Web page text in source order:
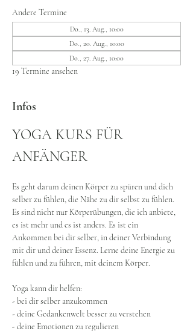
Andere Termine
Do., 13. Aug., 10:00
Do., 20. Aug., 10:00
Do., 27. Aug., 10:00
19 Termine ansehen
Infos
YOGA KURS FÜR
ANFÄNGER
Es geht darum deinen Körper zu spüren und dich
selber zu fühlen, die Nähe zu dir selbst zu fühlen.
Es sind nicht nur Körperübungen, die ich anbiete,
es ist mehr und es ist anders. Es ist ein
Ankommen bei dir selber, in deiner Verbindung
mit dir und deiner Essenz. Lerne deine Energie zu
fühlen und zu führen, mit deinem Körper.
Yoga kann dir helfen:
- bei dir selber anzukommen
- deine Gedankenwelt besser zu verstehen
- deine Emotionen zu regulieren